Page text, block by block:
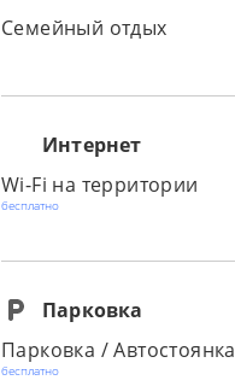
Семейный отдых
Интернет
Wi-Fi на территории
бесплатно
Парковка
Парковка / Автостоянка
бесплатно